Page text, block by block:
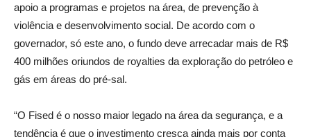
apoio a programas e projetos na área, de prevenção à
violência e desenvolvimento social. De acordo com o
governador, só este ano, o fundo deve arrecadar mais de R$
400 milhões oriundos de royalties da exploração do petróleo e
gás em áreas do pré-sal.
“O Fised é o nosso maior legado na área da segurança, e a
tendência é que o investimento cresça ainda mais por conta